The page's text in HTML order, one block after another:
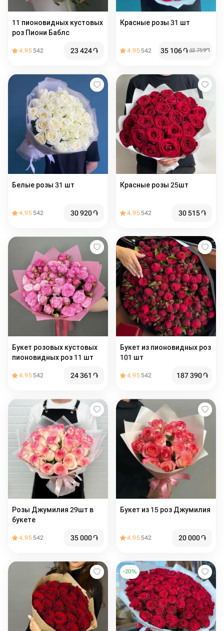
11 пионовидных кустовых
роз Пиони Баблс
4.95542 23 424֏
Красные розы 31 шт
4.95542 35 106֏48 759֏
Белые розы 31 шт
4.95542 30 920֏
Красные розы 25шт
4.95542 30 515֏
Букет розовых кустовых
пионовидных роз 11 шт
4.95542 24 361 ֏
Букет из пионовидных роз
101 шт
4.95542 187 390֏
Розы Джумилия 29шт в
букете
4.95542 35 000֏
Букет из 15 роз Джумилия
4.95542 20 000֏
-20%